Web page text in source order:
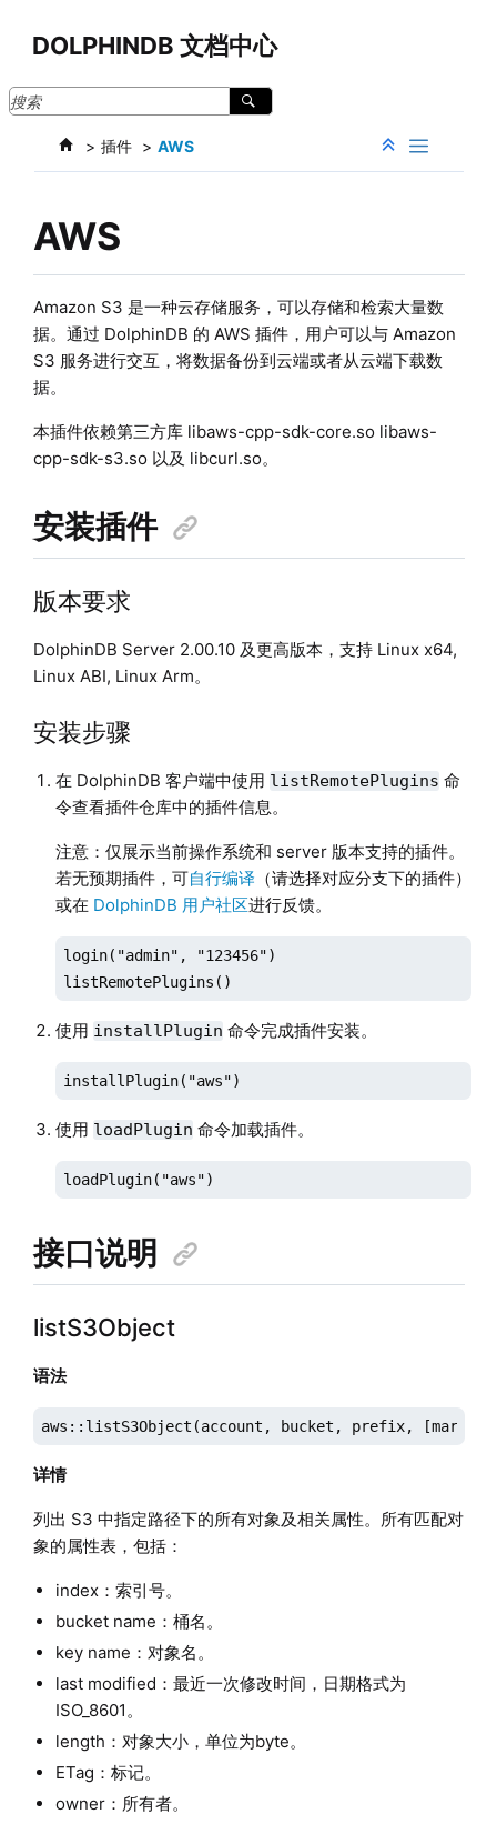
DOLPHINDB 文档中心
插件 AWS
AWS
Amazon S3 是一种云存储服务，可以存储和检索大量数
据。通过 DolphinDB 的 AWS 插件，用户可以与 Amazon
S3 服务进行交互，将数据备份到云端或者从云端下载数
据。
本插件依赖第三方库 libaws-cpp-sdk-core.so libaws-
cpp-sdk-s3.so 以及 libcurl.so。
安装插件
版本要求
DolphinDB Server 2.00.10 及更高版本，支持 Linux x64,
Linux ABI, Linux Arm。
安装步骤
在 DolphinDB 客户端中使用 listRemotePlugins 命
令查看插件仓库中的插件信息。
注意：仅展示当前操作系统和 server 版本支持的插件。
若无预期插件，可自行编译（请选择对应分支下的插件）
或在 DolphinDB 用户社区进行反馈。
login("admin", "123456")
listRemotePlugins()
使用 installPlugin 命令完成插件安装。
installPlugin("aws")
使用 loadPlugin 命令加载插件。
loadPlugin("aws")
接口说明
listS3Object
语法
aws::listS3Object(account, bucket, prefix,
详情
列出 S3 中指定路径下的所有对象及相关属性。所有匹配对
象的属性表，包括：
index：索引号。
bucket name：桶名。
key name：对象名。
last modified：最近一次修改时间，日期格式为
ISO_8601。
length：对象大小，单位为byte。
ETag：标记。
owner：所有者。